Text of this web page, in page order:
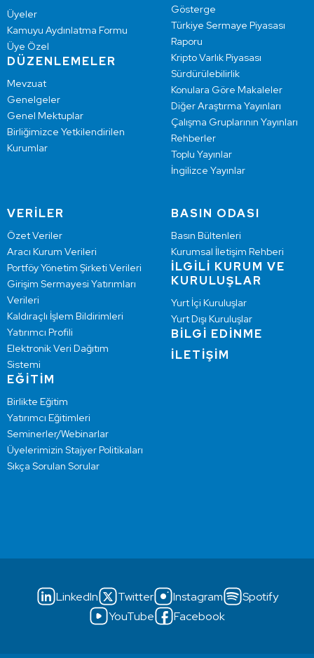
Üyeler
Kamuyu Aydınlatma Formu
Üye Özel
DÜZENLEMELER
Mevzuat
Genelgeler
Genel Mektuplar
Birliğimizce Yetkilendirilen
Kurumlar
Gösterge
Türkiye Sermaye Piyasası
Raporu
Kripto Varlık Piyasası
Sürdürülebilirlik
Konulara Göre Makaleler
Diğer Araştırma Yayınları
Çalışma Gruplarının Yayınları
Rehberler
Toplu Yayınlar
İngilizce Yayınlar
VERİLER
Özet Veriler
Aracı Kurum Verileri
Portföy Yönetim Şirketi Verileri
Girişim Sermayesi Yatırımları
Verileri
Kaldıraçlı İşlem Bildirimleri
Yatırımcı Profili
Elektronik Veri Dağıtım
Sistemi
EĞİTİM
Birlikte Eğitim
Yatırımcı Eğitimleri
Seminerler/Webinarlar
Üyelerimizin Stajyer Politikaları
Sıkça Sorulan Sorular
BASIN ODASI
Basın Bültenleri
Kurumsal İletişim Rehberi
İLGİLİ KURUM VE
KURULUŞLAR
Yurt İçi Kuruluşlar
Yurt Dışı Kuruluşlar
BİLGİ EDİNME
İLETİŞİM
LinkedIn Twitter Instagram
Spotify
YouTube
Facebook